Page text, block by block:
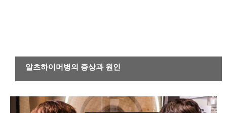
알츠하이머병의 증상과 원인